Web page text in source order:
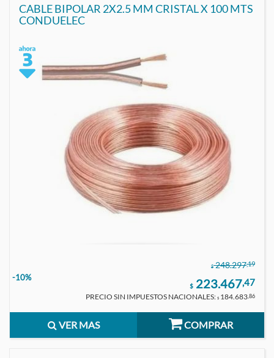
CABLE BIPOLAR 2X2.5 MM CRISTAL X 100 MTS
CONDUELEC
$ 248.297,19
-10%
$ 223.467,47
PRECIO SIN IMPUESTOS NACIONALES: $ 184.683,86
VER MAS COMPRAR